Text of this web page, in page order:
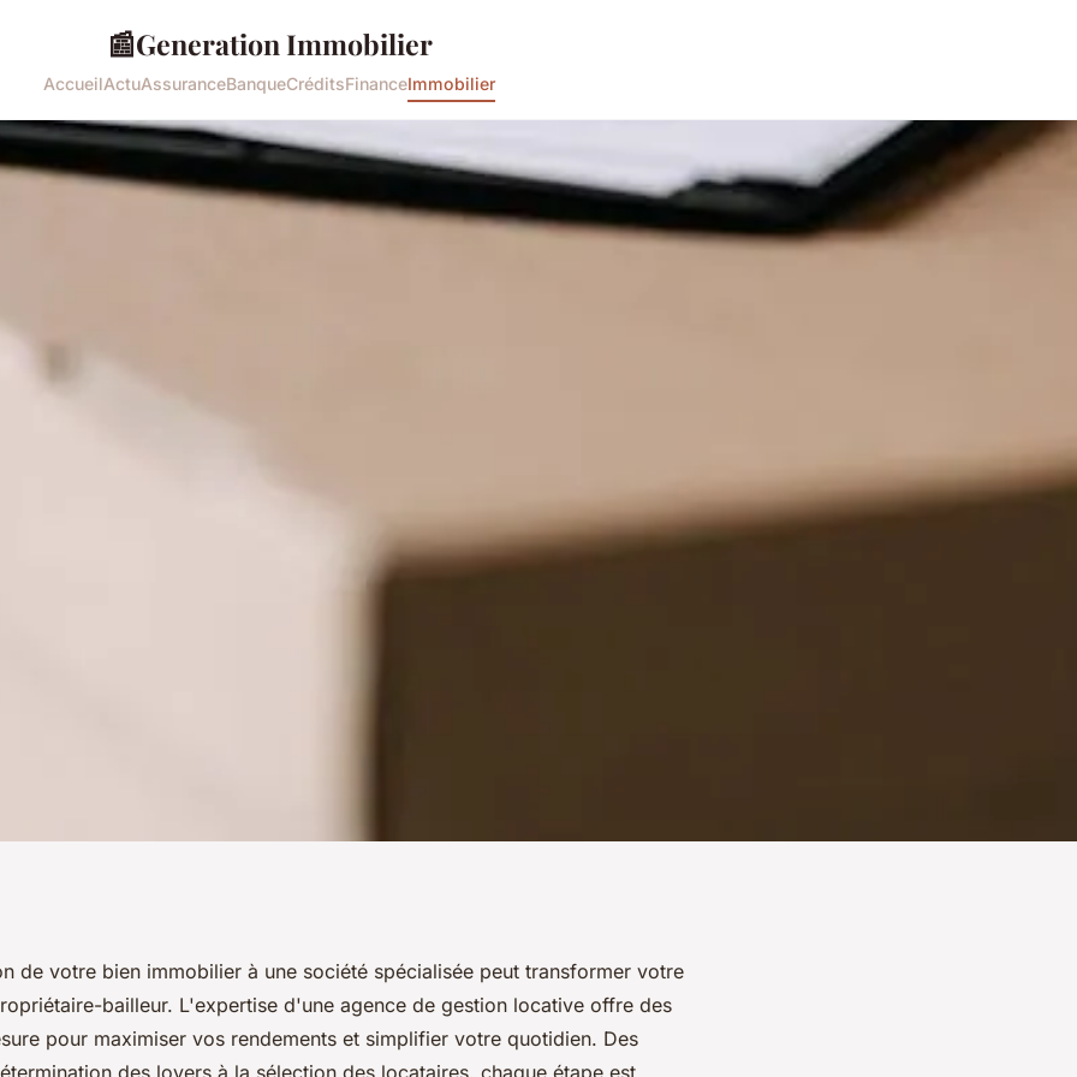
📰Generation Immobilier
AccueilActuAssuranceBanqueCréditsFinanceImmobilier
: les clés de
de votre bien immobilier à une société spécialisée peut transformer votre
bailleur. L'expertise d'une agence de gestion locative offre des
pour maximiser vos rendements et simplifier votre quotidien. Des
des loyers à la sélection des locataires, chaque étape est